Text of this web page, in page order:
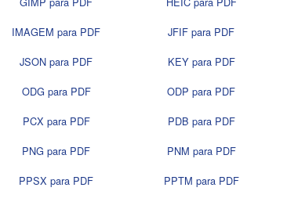
IMAGEM para PDF JFIF para PDF
JSON para PDF KEY para PDF
ODG para PDF ODP para PDF
PCX para PDF PDB para PDF
PNG para PDF PNM para PDF
PPSX para PDF PPTM para PDF